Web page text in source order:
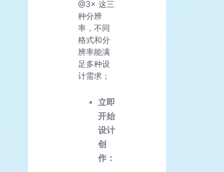
@3× 这三
种分辨
率，不同
格式和分
辨率能满
足多种设
计需求；
立即
开始
设计
创
作：